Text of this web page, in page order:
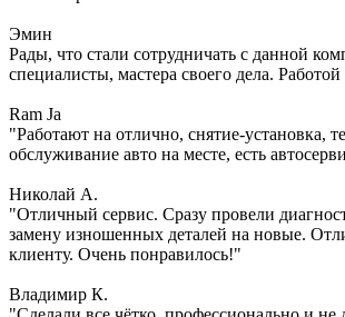
Эмин
Рады, что стали сотрудничать с данной
специалисты, мастера своего дела.
Ram Ja
"Работают на отлично, снятие-установка,
обслуживание авто на месте, есть
Николай А.
"Отличный сервис. Сразу провели
замену изношенных деталей на новые.
клиенту. Очень понравилось!"
Владимир К.